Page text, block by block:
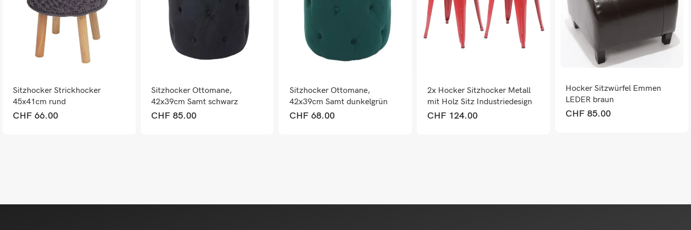
Sitzhocker Strickhocker
45x41cm rund
Makramee/Strick dunkelgrau
CHF66.00
Sitzhocker Ottomane,
42x39cm Samt schwarz
CHF85.00
Sitzhocker Ottomane,
42x39cm Samt dunkelgrün
CHF68.00
2x Hocker Sitzhocker Metall
mit Holz Sitz Industriedesign
stapelbar rot
CHF 124.00
Hocker Sitzwürfel Emmen
LEDER braun
CHF 85.00